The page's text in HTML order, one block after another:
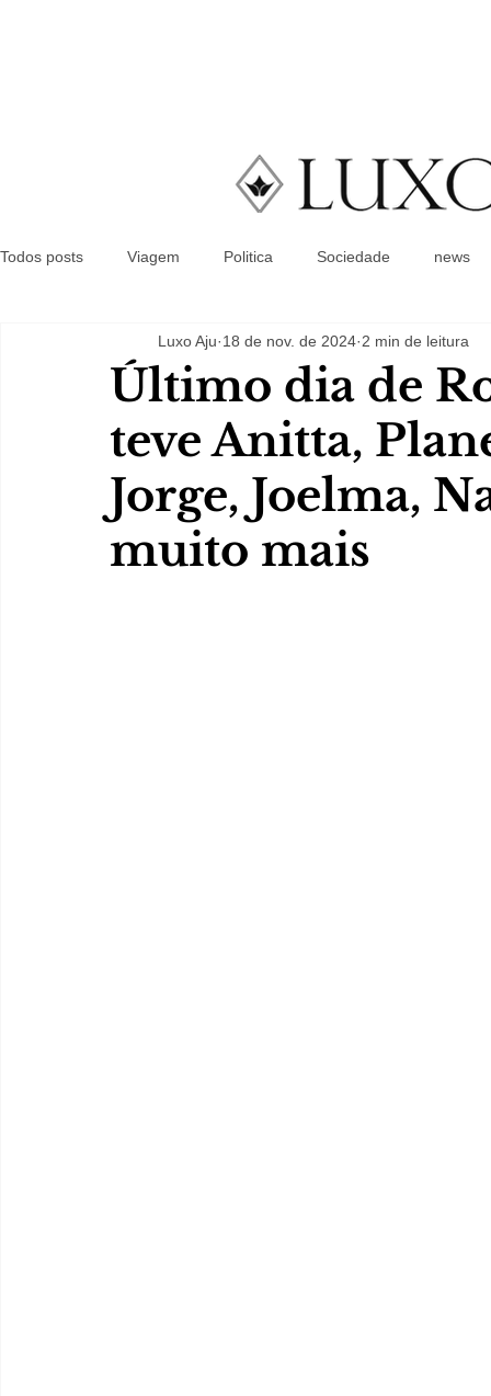
Todos posts Viagem Politica Sociedade news
Último dia de
teve Anitta,
Jorge, Joelma,
muito mais
Luxo Aju 18 de nov. de 2024 2 min de leitura